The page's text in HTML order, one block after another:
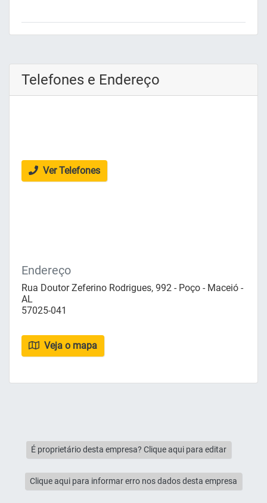
Telefones e Endereço
Ver Telefones
Endereço
Rua Doutor Zeferino Rodrigues, 992 - Poço - Maceió -
AL
57025-041
Veja o mapa
É proprietário desta empresa? Clique aqui para editar
Clique aqui para informar erro nos dados desta empresa